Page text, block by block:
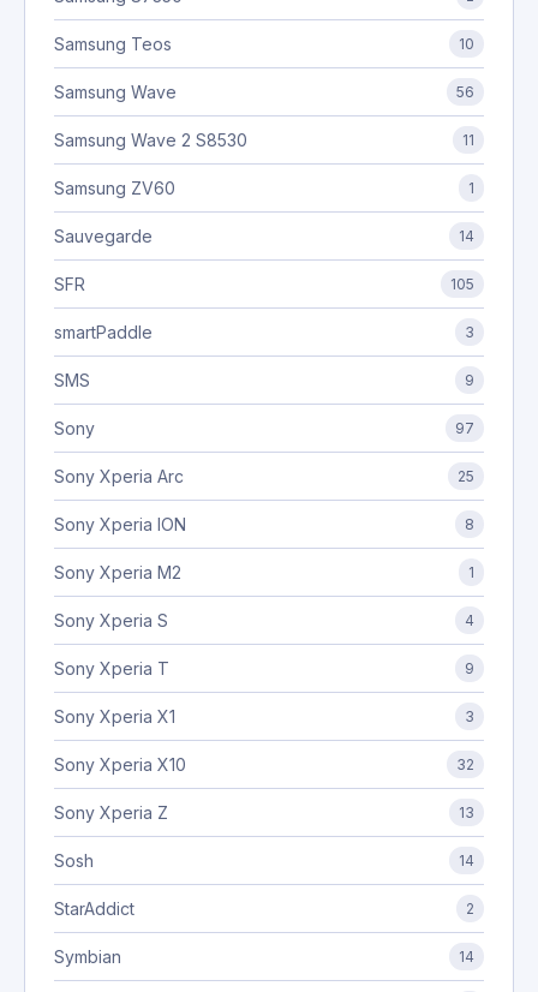
Samsung Teos 10
Samsung Wave 56
Samsung Wave 2 S8530 11
Samsung ZV60 1
Sauvegarde 14
SFR 105
smartPaddle 3
SMS 9
Sony 97
Sony Xperia Arc 25
Sony Xperia ION 8
Sony Xperia M2 1
Sony Xperia S 4
Sony Xperia T 9
Sony Xperia X1 3
Sony Xperia X10 32
Sony Xperia Z 13
Sosh 14
StarAddict 2
Symbian 14